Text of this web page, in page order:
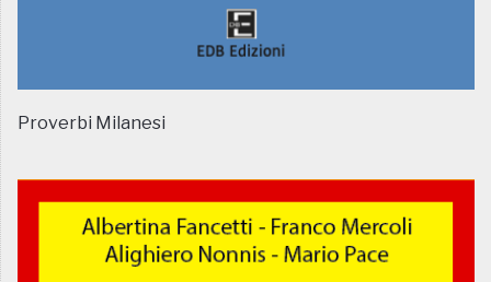
Proverbi Milanesi